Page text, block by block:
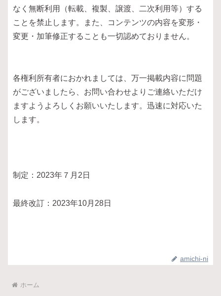
なく無断利用（転載、複製、譲渡、二次利用等）する
ことを禁止します。また、コンテンツの内容を変形・
変更・加筆修正することも一切認めておりません。
各権利所有者におかれましては、万一掲載内容に問題
がございましたら、お問い合わせよりご連絡いただけ
ますようよろしくお願いいたします。迅速に対応いた
します。
制定：2023年７月2日
最終改訂：2023年10月28日
amichi-ni
ホーム